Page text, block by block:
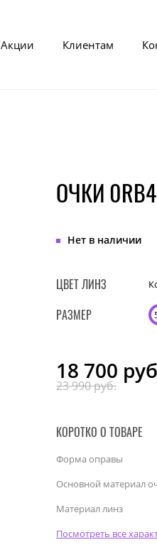
Акции Клиентам
ОЧКИ
Нет в наличии
ЦВЕТ ЛИНЗ
РАЗМЕР
18 700
23 990 руб.
КОРОТКО О ТОВАРЕ
Форма оправы
Основной материал
Материал линз
Посмотреть все